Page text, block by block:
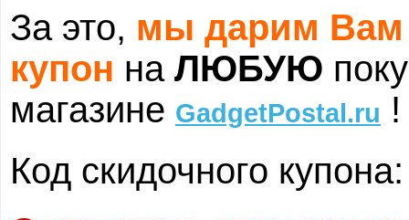
За это, мы дарим Вам
купон на ЛЮБУЮ
магазине GadgetPostal.ru !
Код скидочного